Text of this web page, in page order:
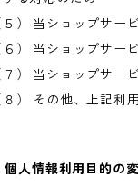
） 当ショップサー
） 当ショップサー
） 当ショップサー
） その他、上記利
個人情報利用目的の